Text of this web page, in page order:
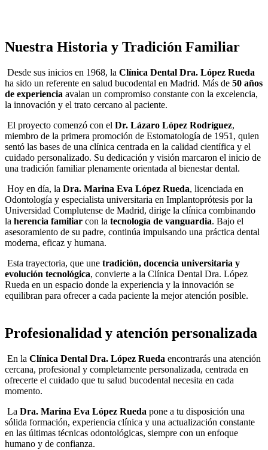
Nuestra Historia y Tradición Familiar
Desde sus inicios en 1968, la Clínica Dental Dra. López Rueda
ha sido un referente en salud bucodental en Madrid. Más de 50 años
de experiencia avalan un compromiso constante con la excelencia,
la innovación y el trato cercano al paciente.
El proyecto comenzó con el Dr. Lázaro López Rodríguez,
miembro de la primera promoción de Estomatología de 1951, quien
sentó las bases de una clínica centrada en la calidad científica y el
cuidado personalizado. Su dedicación y visión marcaron el inicio de
una tradición familiar plenamente orientada al bienestar dental.
Hoy en día, la Dra. Marina Eva López Rueda, licenciada en
Odontología y especialista universitaria en Implantoprótesis por la
Universidad Complutense de Madrid, dirige la clínica combinando
la herencia familiar con la tecnología de vanguardia. Bajo el
asesoramiento de su padre, continúa impulsando una práctica dental
moderna, eficaz y humana.
Esta trayectoria, que une tradición, docencia universitaria y
evolución tecnológica, convierte a la Clínica Dental Dra. López
Rueda en un espacio donde la experiencia y la innovación se
equilibran para ofrecer a cada paciente la mejor atención posible.
Profesionalidad y atención personalizada
En la Clínica Dental Dra. López Rueda encontrarás una atención
cercana, profesional y completamente personalizada, centrada en
ofrecerte el cuidado que tu salud bucodental necesita en cada
momento.
La Dra. Marina Eva López Rueda pone a tu disposición una
sólida formación, experiencia clínica y una actualización constante
en las últimas técnicas odontológicas, siempre con un enfoque
humano y de confianza.